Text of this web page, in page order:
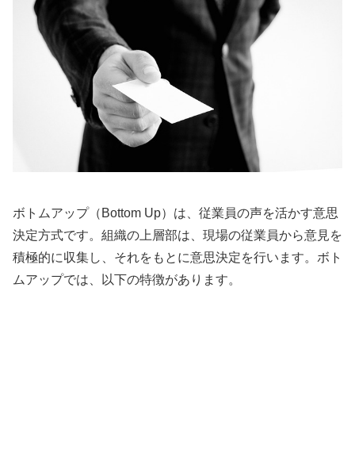
ボトムアップ（Bottom Up）は、従業員の声を活かす意思
決定方式です。組織の上層部は、現場の従業員から意見を
積極的に収集し、それをもとに意思決定を行います。ボト
ムアップでは、以下の特徴があります。